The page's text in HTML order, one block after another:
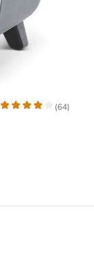
(64)